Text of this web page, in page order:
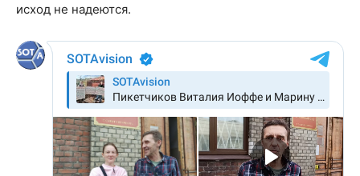
исход не надеются.